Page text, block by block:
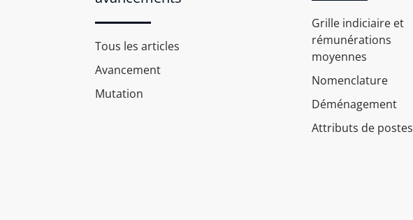
Tous les articles
Avancement
Mutation
Grille indiciaire et
rémunérations
moyennes
Nomenclature
Déménagement
Attributs de postes